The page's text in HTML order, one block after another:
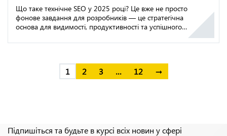
Що таке технічне SEO у 2025 році? Це вже не просто
фонове завдання для розробників — це стратегічна
основа для видимості, продуктивності та успішного
вимагають, щоб сайти відповідали вищим технічним
індексації та рендерингу JavaScript — сучасні алгоритми
оцінюють архітектуру сайту так само суворо, як і його
контент. У такому середовищі досвід користувача
1 2 3 … 12 →
Підпишіться та будьте в курсі всіх новин у сфері